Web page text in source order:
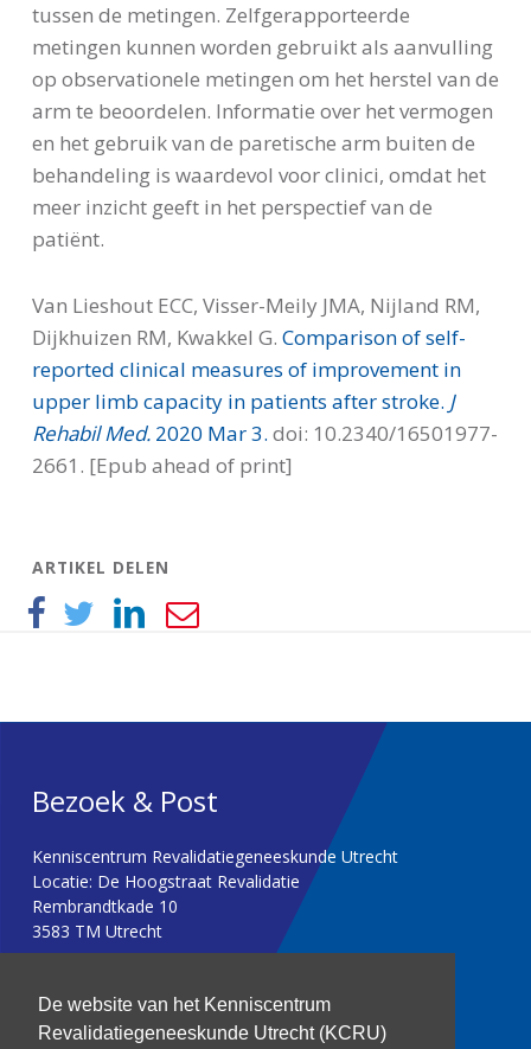
De website van het Kenniscentrum
Revalidatiegeneeskunde Utrecht (KCRU)
tussen de metingen. Zelfgerapporteerde
metingen kunnen worden gebruikt als aanvulling
op observationele metingen om het herstel van de
arm te beoordelen. Informatie over het vermogen
en het gebruik van de paretische arm buiten de
behandeling is waardevol voor clinici, omdat het
meer inzicht geeft in het perspectief van de
patiënt.
Van Lieshout ECC, Visser-Meily JMA, Nijland RM,
Dijkhuizen RM, Kwakkel G. Comparison of self-
reported clinical measures of improvement in
upper limb capacity in patients after stroke. J
Rehabil Med.2020 Mar 3. doi: 10.2340/16501977-
2661. [Epub ahead of print]
ARTIKEL DELEN
Bezoek & Post
Kenniscentrum Revalidatiegeneeskunde Utrecht
Locatie: De Hoogstraat Revalidatie
Rembrandtkade 10
3583 TM Utrecht
kenniscentrum@dehoogstraat.nl